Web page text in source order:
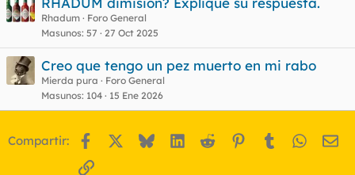
Rhadum
Foro General
Masunos 57 27 Oct 2025
Creo que tengo un pez muerto en mi rabo
Mierda pura
Foro General
Masunos 104 15 Ene 2026
Compartir: Facebook BlueskyLinkedIn
Reddit Pinterest
Tumblr
Enlace